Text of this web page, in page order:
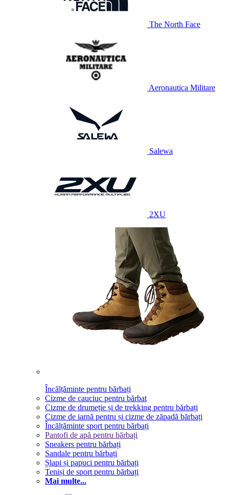
The North Face
Aeronautica Militare
Salewa
2XU
Încălțăminte pentru bărbați
Cizme de cauciuc pentru bărbat
Cizme de drumeție și de trekking pentru bărbați
Cizme de iarnă pentru și cizme de zăpadă bărbați
Încălțăminte sport pentru bărbați
Pantofi de apă pentru bărbați
Sneakers pentru bărbați
Sandale pentru bărbați
Șlapi și papuci pentru bărbați
Teniși de sport pentru bărbați
Mai multe...